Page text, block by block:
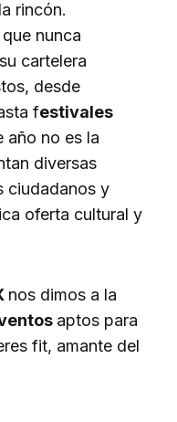
rincón.
nunca
cartelera
desde
festivales
año no es la
diversas
ciudadanos y
oferta cultural y
nos dimos a la
aptos para
fit, amante del